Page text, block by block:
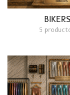
BIKERS
5